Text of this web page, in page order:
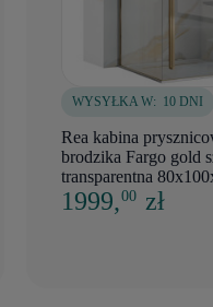
WYSYŁKA W: 10 DNI
Rea kabina
brodzika Fargo gold
transparentna
1999,00 zł